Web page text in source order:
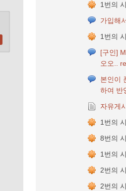
1번의
가입해
1번의
[구인]
오오..
본인이
하여 반
자유게
1번의
8번의
1번의
2번의
2번의